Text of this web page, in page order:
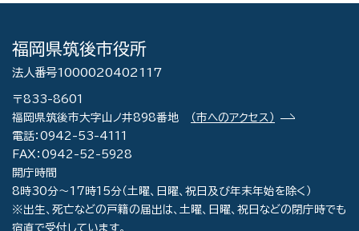
福岡県筑後市役所
法人番号1000020402117
〒833-8601
福岡県筑後市大字山ノ井898番地
（市へのアクセス）
電話：0942-53-4111
FAX：0942-52-5928
開庁時間
8時30分～17時15分（土曜、日曜、祝日及び年末年始を除く）
※出生、死亡などの戸籍の届出は、土曜、日曜、祝日などの閉庁時でも
宿直で受付しています。